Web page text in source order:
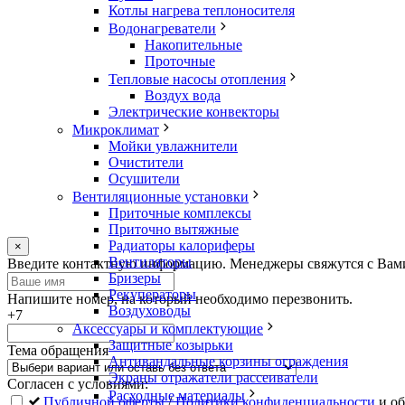
Котлы нагрева теплоносителя
Водонагреватели
Накопительные
Проточные
Тепловые насосы отопления
Воздух вода
Электрические конвекторы
Микроклимат
Мойки увлажнители
Очистители
Осушители
Вентиляционные установки
Приточные комплексы
Приточно вытяжные
Радиаторы калориферы
Вентиляторы
Бризеры
Рекуператоры
Воздуховоды
Аксессуары и комплектующие
Защитные козырьки
Антивандальные корзины ограждения
Экраны отражатели рассеиватели
Расходные материалы
×
Оставьте
это
поле
пустым
Введите контактную информацию. Менеджеры свяжутся с
Напишите номер, на который необходимо перезвонить.
+7
Тема обращения
Согласен с условиями:
Публичной оферты/Политики конфиденциальности и